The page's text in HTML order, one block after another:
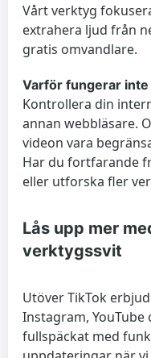
Vårt verktyg
extrahera ljud från
gratis omvandlare.
Varför fungerar
Kontrollera din
annan webbläsare.
videon vara
Har du fortfarande
eller utforska fler
Lås upp mer
verktygssvit
Utöver TikTok
Instagram,
fullspäckat med